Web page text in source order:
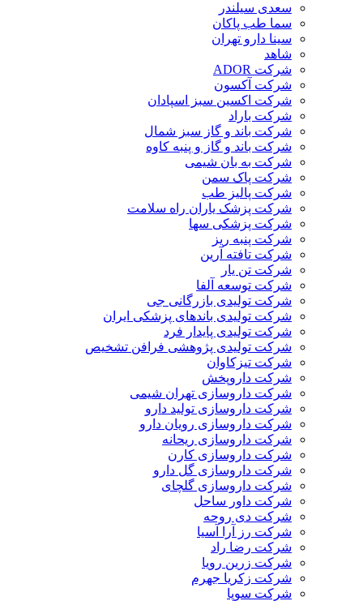
سعدی سیلندر
سما طب پاکان
سینا دارو تهران
شاهد
شرکت ADOR
شرکت آکسون
شرکت اکسین سبز اسپادان
شرکت باراد
شرکت باند و گاز سبز شمال
شرکت باند و گاز و پنبه کاوه
شرکت به بان شیمی
شرکت پاک سمن
شرکت پالیز طب
شرکت پزشک یاران راه سلامت
شرکت پزشکی سها
شرکت پنبه ریز
شرکت تافته آرین
شرکت تن یار
شرکت توسعه آلفا
شرکت تولیدی بازرگانی جی
شرکت تولیدی باندهای پزشکی ایران
شرکت تولیدی پایدار فرد
شرکت تولیدی پژوهشی فرافن تشخیص
شرکت تیزکاوان
شرکت داروپخش
شرکت داروسازی تهران شیمی
شرکت داروسازی تولید دارو
شرکت داروسازی رویان دارو
شرکت داروسازی ریحانه
شرکت داروسازی کارن
شرکت داروسازی گل دارو
شرکت داروسازی گلچای
شرکت داور ساحل
شرکت دی روحه
شرکت رز آرا آسیا
شرکت رضا راد
شرکت زرین رویا
شرکت زکریا جهرم
شرکت سوپا